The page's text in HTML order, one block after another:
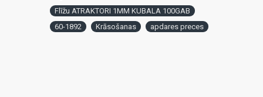
Flīžu ATRAKTORI 1MM KUBALA 100GAB
60-1892
Krāsošanas apdares preces